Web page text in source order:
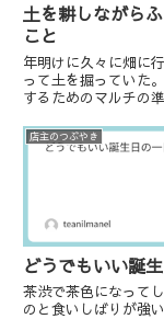
土を耕しながら
こと
年明けに久々に畑に
って土を掘っていた
するためのマルチの
ひく機械をお持ちの
途方に暮れるような作
店主のつぶやき
どうでもいい誕
茶渋で茶色になって
のと食いしばりが強